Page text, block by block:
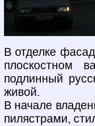
В отделке
плоскостном
подлинный
живой.
В начале
пилястрами,